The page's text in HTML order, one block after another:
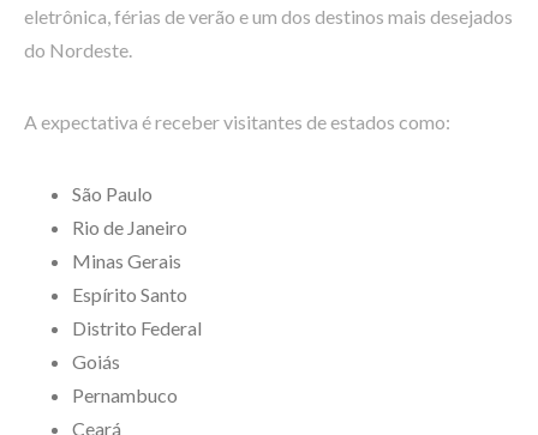
eletrônica, férias de verão e um dos destinos mais desejados
do Nordeste.
A expectativa é receber visitantes de estados como:
São Paulo
Rio de Janeiro
Minas Gerais
Espírito Santo
Distrito Federal
Goiás
Pernambuco
Ceará